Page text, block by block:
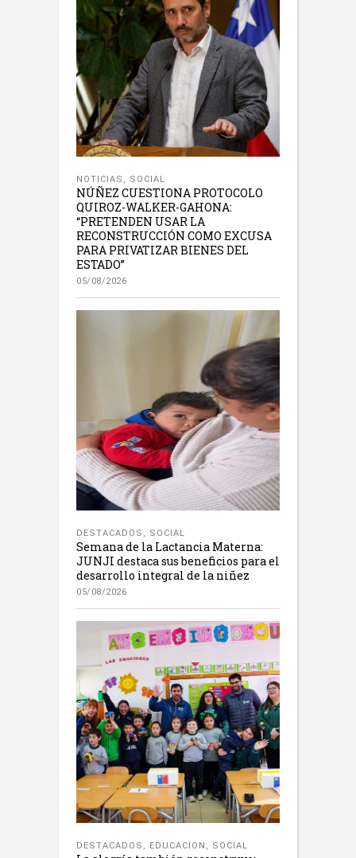
NOTICIAS , SOCIAL
NÚÑEZ CUESTIONA PROTOCOLO
QUIROZ-WALKER-GAHONA:
“PRETENDEN USAR LA
RECONSTRUCCIÓN COMO EXCUSA
PARA PRIVATIZAR BIENES DEL
ESTADO”
05/08/2026
DESTACADOS SOCIAL
Semana de la Lactancia Materna:
JUNJI destaca sus beneficios para el
desarrollo integral de la niñez
05/08/2026
DESTACADOS , EDUCACION , SOCIAL